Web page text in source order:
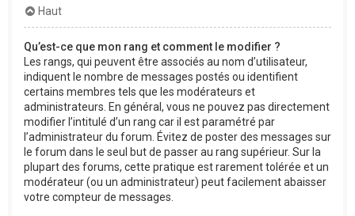
Haut
Qu’est-ce que mon rang et comment le modifier ?
Les rangs, qui peuvent être associés au nom d’utilisateur,
indiquent le nombre de messages postés ou identifient
certains membres tels que les modérateurs et
administrateurs. En général, vous ne pouvez pas directement
modifier l’intitulé d’un rang car il est paramétré par
l’administrateur du forum. Évitez de poster des messages sur
le forum dans le seul but de passer au rang supérieur. Sur la
plupart des forums, cette pratique est rarement tolérée et un
modérateur (ou un administrateur) peut facilement abaisser
votre compteur de messages.